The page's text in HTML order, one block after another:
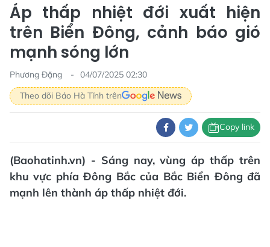
Áp thấp nhiệt đới xuất hiện
trên Biển Đông, cảnh báo gió
mạnh sóng lớn
Phương Đặng
04/07/2025 02:30
Theo dõi Báo Hà Tĩnh trên
Copy link
(Baohatinh.vn) - Sáng nay, vùng áp thấp trên
khu vực phía Đông Bắc của Bắc Biển Đông đã
mạnh lên thành áp thấp nhiệt đới.